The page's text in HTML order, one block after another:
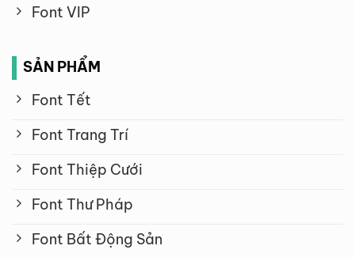
Font VIP
SẢN PHẨM
Font Tết
Font Trang Trí
Font Thiệp Cưới
Font Thư Pháp
Font Bất Động Sản